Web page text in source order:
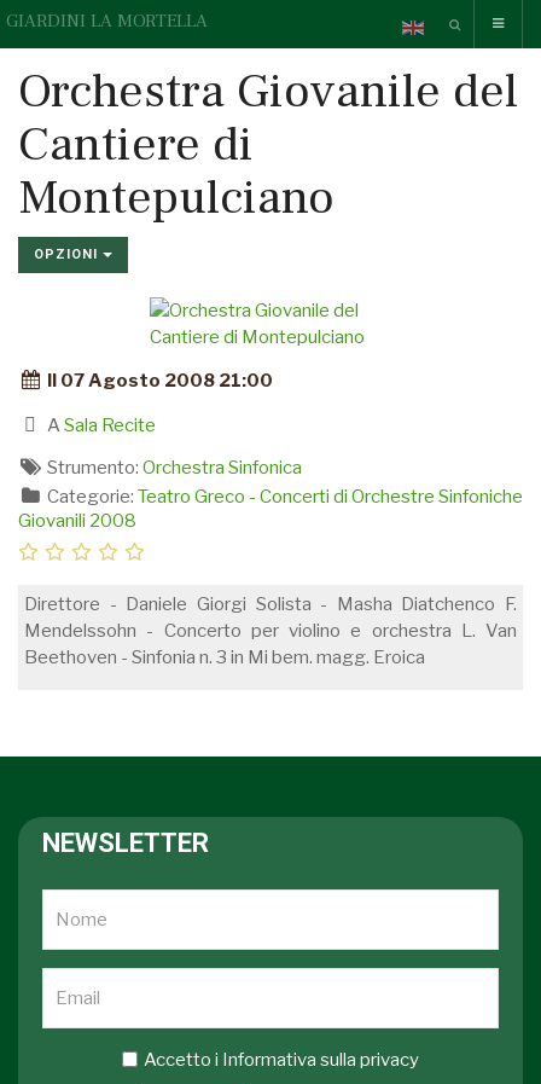
GIARDINI LA MORTELLA
Orchestra Giovanile del
Cantiere di
Montepulciano
OPZIONI
Il 07 Agosto 2008 21:00
A Sala Recite
Strumento: Orchestra Sinfonica
Categorie: Teatro Greco - Concerti di Orchestre Sinfoniche
Giovanili 2008
Direttore - Daniele Giorgi Solista - Masha Diatchenco F.
Mendelssohn - Concerto per violino e orchestra L. Van
Beethoven - Sinfonia n. 3 in Mi bem. magg. Eroica
NEWSLETTER
Accetto i Informativa sulla privacy